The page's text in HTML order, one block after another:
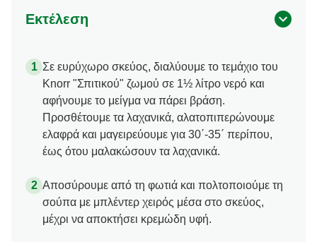
Εκτέλεση
Σε ευρύχωρο σκεύος, διαλύουμε το τεμάχιο του
Knorr "Σπιτικού" ζωμού σε 1½ λίτρο νερό και
αφήνουμε το μείγμα να πάρει βράση.
Προσθέτουμε τα λαχανικά, αλατοπιπερώνουμε
ελαφρά και μαγειρεύουμε για 30΄-35΄ περίπου,
έως ότου μαλακώσουν τα λαχανικά.
Αποσύρουμε από τη φωτιά και πολτοποιούμε τη
σούπα με μπλέντερ χειρός μέσα στο σκεύος,
μέχρι να αποκτήσει κρεμώδη υφή.